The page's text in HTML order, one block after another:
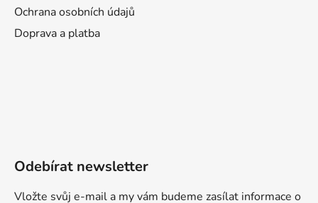
Ochrana osobních údajů
Doprava a platba
Odebírat newsletter
Vložte svůj e-mail a my vám budeme zasílat informace o